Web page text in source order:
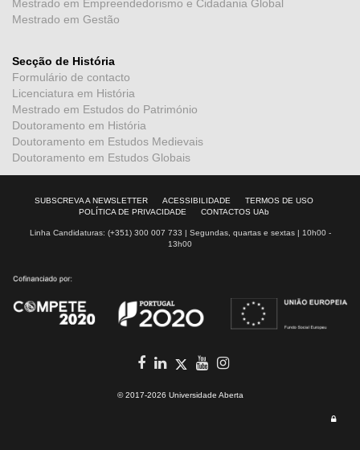
Mestrado em Empreendedorismo e Cidadania Global
Mestrado em Gestão
Secção de História
Formulário de contacto
Licenciatura em História
Mestrado em Estudos do Património
Doutoramento em História
Doutoramento em Estudos Medievais
Doutoramento em Estudos Globais
SUBSCREVA A NEWSLETTER ACESSIBILIDADE
TERMOS DE USO
POLÍTICA DE PRIVACIDADE
CONTACTOS UAb
Linha Candidaturas: (+351) 300 007 733 | Segundas, quartas e sextas | 10h00 -
13h00
Twitter
© 2017-2026 Universidade Aberta